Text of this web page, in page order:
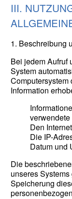
III.
1. Beschreibung
Bei jedem Aufruf
System
Information
Den
Die IP-
Datum und
Die
unseres
Speicherung